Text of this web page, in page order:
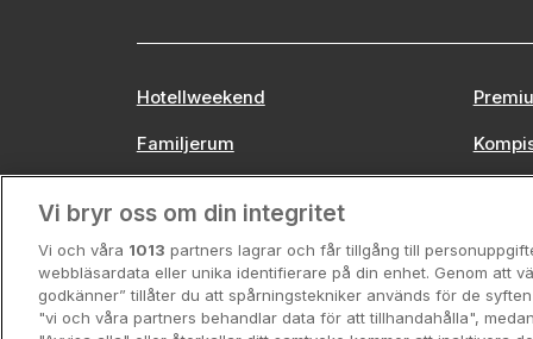
Hotellweekend
Familjerum
Vi bryr oss om din integritet
Vi och våra 1013 partners lagrar och får tillgång till
webbläsardata eller unika identifierare på din enhet. Genom att
godkänner” tillåter du att spårningstekniker används för de
"vi och våra partners behandlar data för att tillhandahålla",